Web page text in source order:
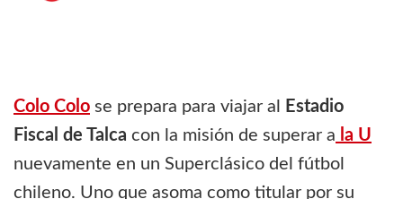
Colo Colo se prepara para viajar al
Estadio
Fiscal de Talca con la misión de superar a la U
nuevamente en un Superclásico del fútbol
chileno. Uno que asoma como titular por su